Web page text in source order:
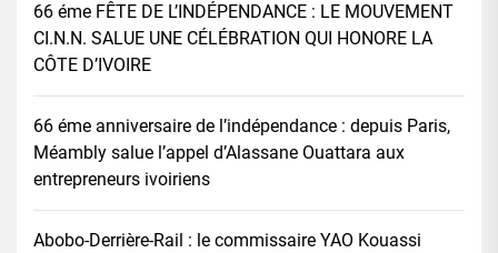
66 éme FÊTE DE L’INDÉPENDANCE : LE MOUVEMENT
CI.N.N. SALUE UNE CÉLÉBRATION QUI HONORE LA
CÔTE D’IVOIRE
66 éme anniversaire de l’indépendance : depuis Paris,
Méambly salue l’appel d’Alassane Ouattara aux
entrepreneurs ivoiriens
Abobo-Derrière-Rail : le commissaire YAO Kouassi